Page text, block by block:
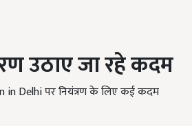
उठाए जा रहे कदम
in Delhi पर नियंत्रण के लिए कई कदम